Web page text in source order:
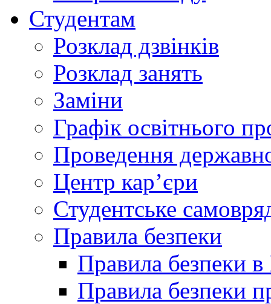
Студентам
Розклад дзвінків
Розклад занять
Заміни
Графік освітнього
Проведення
Центр кар’єри
Студентське
Правила безпеки
Правила безпеки в
Правила безпеки